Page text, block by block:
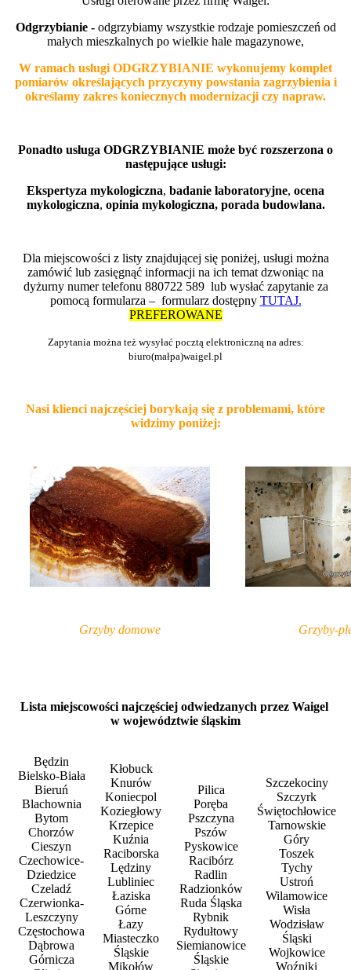
Odgrzybianie - odgrzybiamy wszystkie rodzaje pomieszczeń od
małych mieszkalnych po wielkie hale magazynowe,
W ramach usługi ODGRZYBIANIE wykonujemy komplet
pomiarów określających przyczyny powstania zagrzybienia i
określamy zakres koniecznych modernizacji czy napraw.
Ponadto usługa ODGRZYBIANIE może być rozszerzona o
następujące usługi:
Ekspertyza mykologiczna, badanie laboratoryjne, ocena
mykologiczna, opinia mykologiczna, porada budowlana.
Dla miejscowości z listy znajdującej się poniżej, usługi można
zamówić lub zasięgnąć informacji na ich temat dzwoniąc na
dyżurny numer telefonu 880722 589 lub wysłać zapytanie za
pomocą formularza – formularz dostępny TUTAJ.
PREFEROWANE
Zapytania można też wysyłać pocztą elektroniczną na adres:
biuro(małpa)waigel.pl
Nasi klienci najczęściej borykają się z problemami, które
widzimy poniżej:
Grzyby domowe Grzyby-
Lista miejscowości najczęściej odwiedzanych przez Waigel
w województwie śląskim
Będzin
Bielsko-Biała
Bieruń
Blachownia
Bytom
Chorzów
Cieszyn
Czechowice-
Dziedzice
Czeladź
Czerwionka-
Leszczyny
Częstochowa
Dąbrowa
Górnicza
Kłobuck
Knurów
Koniecpol
Koziegłowy
Krzepice
Kuźnia
Raciborska
Lędziny
Lubliniec
Łaziska
Górne
Łazy
Miasteczko
Śląskie
Mikołów
Pilica
Poręba
Pszczyna
Pszów
Pyskowice
Racibórz
Radlin
Radzionków
Ruda Śląska
Rybnik
Rydułtowy
Siemianowice
Śląskie
Szczekociny
Szczyrk
Świętochłowice
Tarnowskie
Góry
Toszek
Tychy
Ustroń
Wilamowice
Wisła
Wodzisław
Śląski
Wojkowice
Woźniki